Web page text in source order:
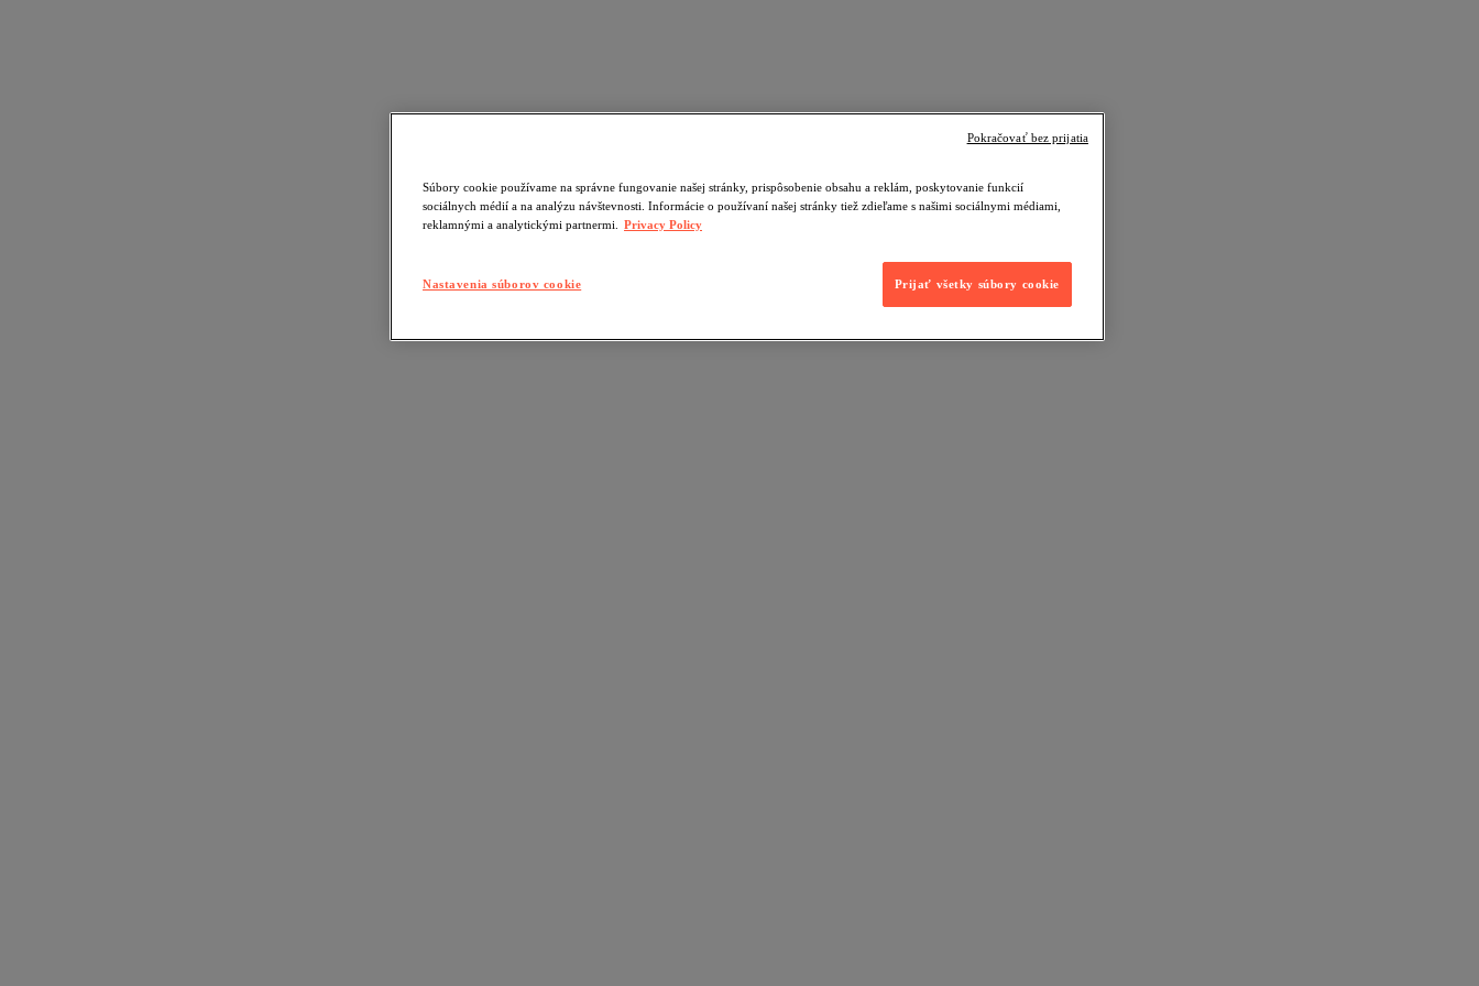
Súbory cookie používame na správne fungovanie našej stránky, prispôsobenie obsahu a reklám, poskytovanie funkcií
sociálnych médií a na analýzu návštevnosti. Informácie o používaní našej stránky tiež zdieľame s našimi sociálnymi médiami,
reklamnými a analytickými partnermi.
Privacy Policy
Nastavenia súborov cookie Prijať všetky súbory cookie
Pokračovať bez prijatia